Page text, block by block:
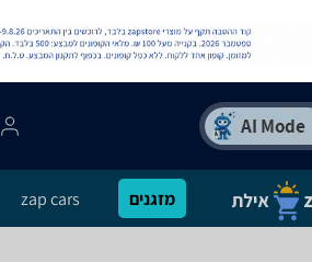
מזגנים zap cars